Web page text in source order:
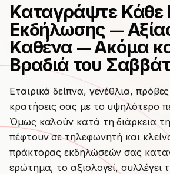
Επισκόπηση
Χαρακτηριστικά
Workflow
24 Ρόλοι
25 Γλώσσες
SIP Trunks
ΥΓΕΊΑ
Οδοντίατρος
Γιατρός
Κτηνίατρος
Φυσιοθεραπεία
Ινστιτούτο ομορφιάς
Επιχειρηματικές περιπτώσεις
Παιδική Κλινική
Μεσιτικό Γραφείο
Φροντίδα Ηλικιωμένων
Γραφείο τελετών
Ιδιωτικό ιατρείο
Τιμές
Πόροι
ΜΆΘΕ
Blog
Τεκμηρίωση
Συνεργάτες
White Label
ΚΈΡΔΙΣΕ
Ελλάδα
Καταγράψτε
Εκδήλωσης —
Καθένα — Ακόμα
Βραδιά του
Εταιρικά δείπνα, γενέθλια,
κρατήσεις σας με το υψηλότερο
Όμως καλούν κατά τη διάρκεια
πέφτουν σε τηλεφωνητή και
πράκτορας εκδηλώσεών σας
ερώτημα, το αξιολογεί, συλλέγει